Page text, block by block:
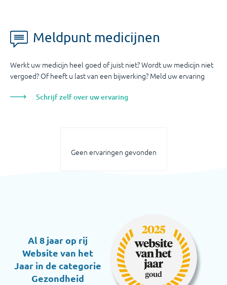
Meldpunt medicijnen
Werkt uw medicijn heel goed of juist niet? Wordt uw medicijn niet
vergoed? Of heeft u last van een bijwerking? Meld uw ervaring
Schrijf zelf over uw ervaring
Geen ervaringen gevonden
Al 8 jaar op rij
Website van het
Jaar in de categorie
Gezondheid